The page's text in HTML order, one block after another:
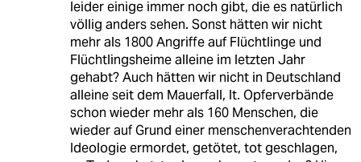
leider einige immer noch gibt, die es natürlich
völlig anders sehen. Sonst hätten wir nicht
mehr als 1800 Angriffe auf Flüchtlinge und
Flüchtlingsheime alleine im letzten Jahr
gehabt? Auch hätten wir nicht in Deutschland
alleine seit dem Mauerfall, lt. Opferverbände
schon wieder mehr als 160 Menschen, die
wieder auf Grund einer menschenverachtenden
Ideologie ermordet, getötet, tot geschlagen,